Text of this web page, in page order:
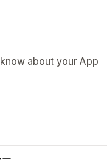
about your App